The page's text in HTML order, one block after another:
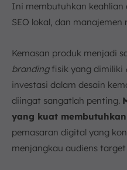
Ini membutuhkan keahlian
SEO lokal, dan manajemen
Kemasan produk menjadi
brandingfisik yang dimiliki
investasi dalam desain
diingat sangatlah penting.
yang kuat
pemasaran digital yang
menjangkau audiens